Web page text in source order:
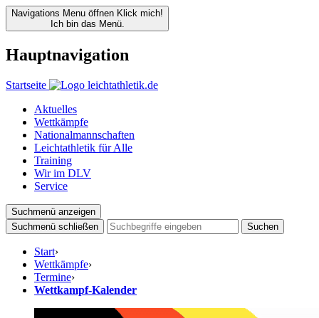
Navigations Menu öffnen Klick mich!
Ich bin das Menü.
Hauptnavigation
Startseite
Aktuelles
Wettkämpfe
Nationalmannschaften
Leichtathletik für Alle
Training
Wir im DLV
Service
Suchmenü anzeigen
Suchmenü schließen
Suchen
Start›
Wettkämpfe›
Termine›
Wettkampf-Kalender